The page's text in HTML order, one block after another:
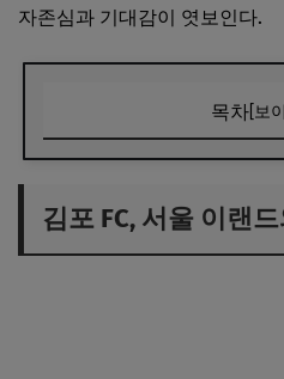
자존심과 기대감이 엿보인다.
목차[보
김포 FC의 최근 경기 흐름
팬들의 응원과 팀의 연대감
김포 FC, 서울 이랜